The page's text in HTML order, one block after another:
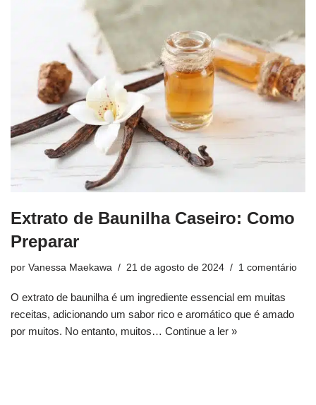
Extrato de Baunilha Caseiro: Como
Preparar
por Vanessa Maekawa 21 de agosto de 2024 1 comentário
O extrato de baunilha é um ingrediente essencial em muitas
receitas, adicionando um sabor rico e aromático que é amado
por muitos. No entanto, muitos… Continue a ler »